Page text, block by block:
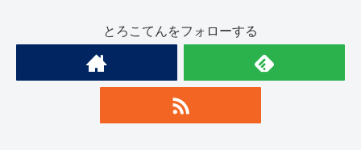
とろこてんをフォローする